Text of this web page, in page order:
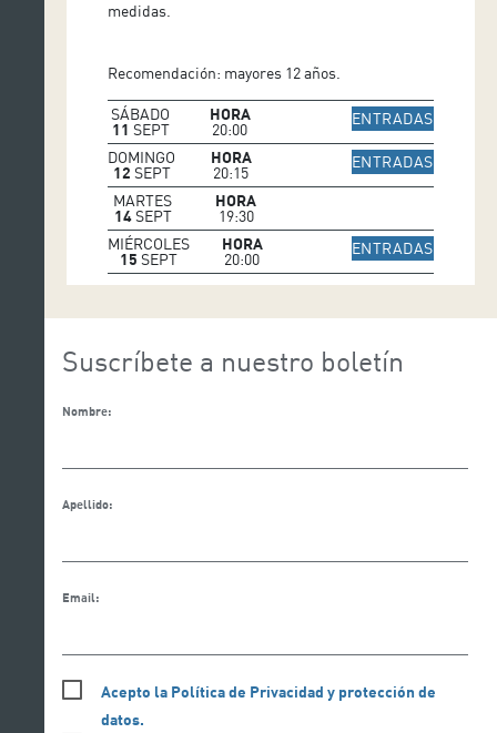
medidas.
Recomendación: mayores 12 años.
SÁBADO
11 SEPT
HORA
20:00
ENTRADASIR A
DOMINGO
12 SEPT
HORA
20:15
ENTRADASIR A
MARTES
14SEPT
HORA
19:30
MIÉRCOLES
15 SEPT
HORA
20:00
ENTRADASIR A
Suscríbete a nuestro boletín
Nombre:
Apellido:
Email:
Acepto la Política de Privacidad y protección de
datos.